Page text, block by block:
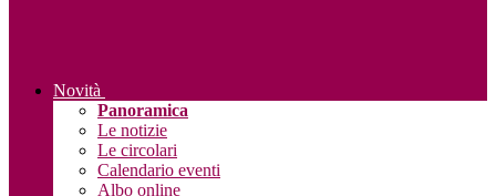
Novità
Panoramica
Le notizie
Le circolari
Calendario eventi
Albo online